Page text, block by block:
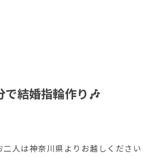
で結婚指輪作り🎶
人は神奈川県よりお越しください